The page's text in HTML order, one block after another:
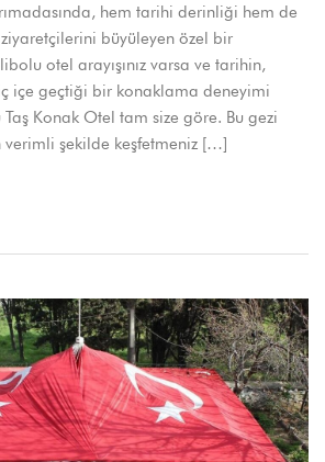
hem tarihi derinliği hem de
büyüleyen özel bir
otel arayışınız varsa ve tarihin,
içe geçtiği bir konaklama deneyimi
Taş Konak Otel tam size göre. Bu gezi
verimli şekilde keşfetmeniz […]